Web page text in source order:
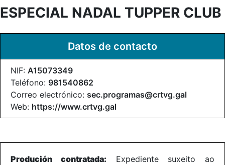
ESPECIAL NADAL TUPPER CLUB
Datos de contacto
NIF: A15073349
Teléfono: 981540862
Correo electrónico: sec.programas@crtvg.gal
Web: https://www.crtvg.gal
Produción contratada: Expediente suxeito ao